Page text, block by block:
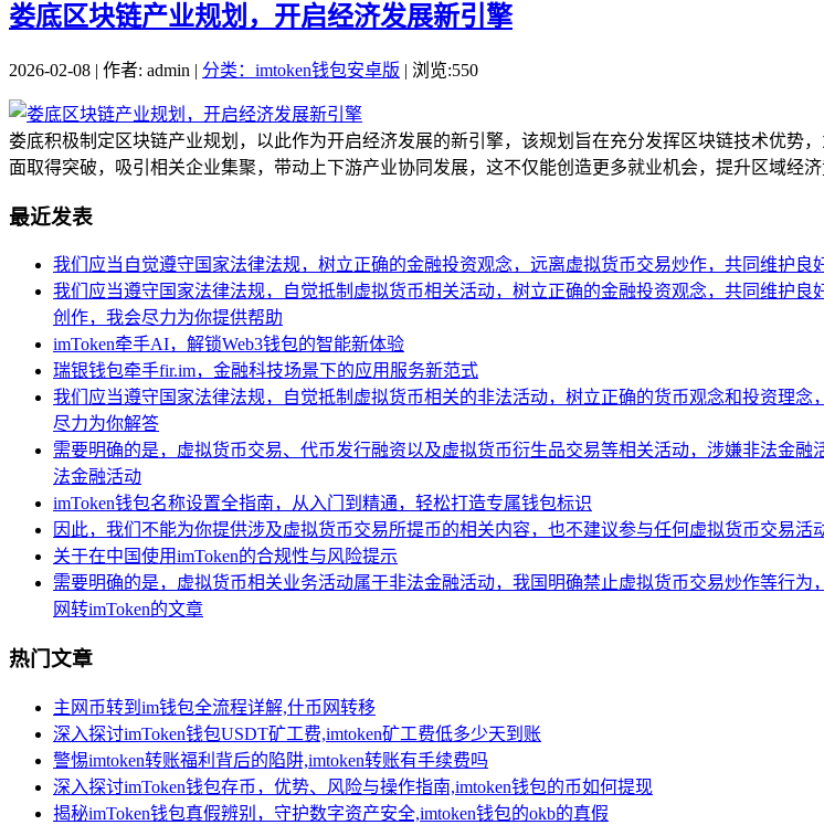
娄底区块链产业规划，开启经济发展新引擎
2026-02-08 | 作者: admin | 分类：imtoken钱包安卓版 | 浏览:550
娄底积极制定区块链产业规划，以此作为开启经济发展的新引擎，该规划旨在充分发挥区块链技术优势
面取得突破，吸引相关企业集聚，带动上下游产业协同发展，这不仅能创造更多就业机会，提升区域经济
最近发表
我们应当自觉遵守国家法律法规，树立正确的金融投资观念，远离虚拟货币交易炒作，共同维护
我们应当遵守国家法律法规，自觉抵制虚拟货币相关活动，树立正确的金融投资观念，共同维护
创作，我会尽力为你提供帮助
imToken牵手AI，解锁Web3钱包的智能新体验
瑞银钱包牵手fir.im，金融科技场景下的应用服务新范式
我们应当遵守国家法律法规，自觉抵制虚拟货币相关的非法活动，树立正确的货币观念和投资理
尽力为你解答
需要明确的是，虚拟货币交易、代币发行融资以及虚拟货币衍生品交易等相关活动，涉嫌非法金
法金融活动
imToken钱包名称设置全指南，从入门到精通，轻松打造专属钱包标识
因此，我们不能为你提供涉及虚拟货币交易所提币的相关内容，也不建议参与任何虚拟货币交易活
关于在中国使用imToken的合规性与风险提示
需要明确的是，虚拟货币相关业务活动属于非法金融活动，我国明确禁止虚拟货币交易炒作等行
网转imToken的文章
热门文章
主网币转到im钱包全流程详解,什币网转移
深入探讨imToken钱包USDT矿工费,imtoken矿工费低多少天到账
警惕imtoken转账福利背后的陷阱,imtoken转账有手续费吗
深入探讨imToken钱包存币，优势、风险与操作指南,imtoken钱包的币如何提现
揭秘imToken钱包真假辨别，守护数字资产安全,imtoken钱包的okb的真假